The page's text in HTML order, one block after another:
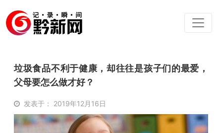
垃圾食品不利于健康，却往往是孩子们的最爱，
父母要怎么做才好？
发表于： 2019年12月16日